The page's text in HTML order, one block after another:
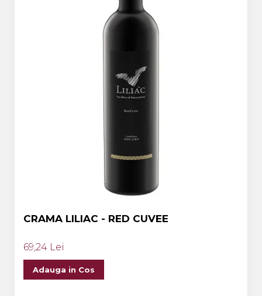
CRAMA LILIAC - RED CUVEE
69,24 Lei
Adauga in Cos